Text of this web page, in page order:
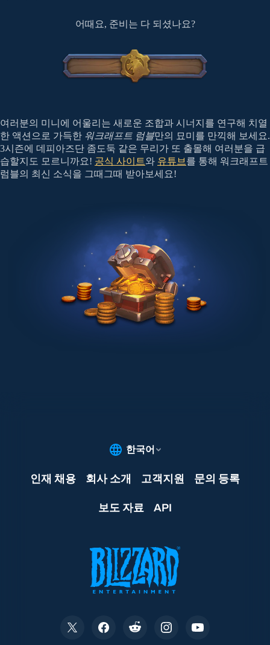
어때요, 준비는 다 되셨나요?
여러분의 미니에 어울리는 새로운 조합과 시너지를 연구해 치열
한 액션으로 가득한 워크래프트 럼블만의 묘미를 만끽해 보세요.
3시즌에 데피아즈단 좀도둑 같은 무리가 또 출몰해 여러분을 급
습할지도 모르니까요! 공식 사이트와 유튜브 를 통해 워크래프트
럼블의 최신 소식을 그때그때 받아보세요!